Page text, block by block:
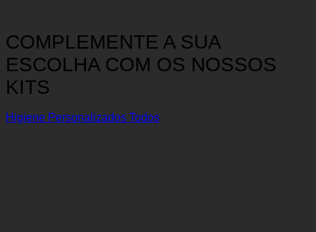
COMPLEMENTE A SUA
ESCOLHA COM OS NOSSOS
KITS
Higiene Personalizados Todos